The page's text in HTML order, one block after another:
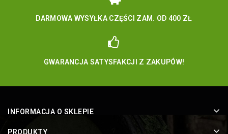
DARMOWA WYSYŁKA CZĘŚCI ZAM. OD 400 ZŁ
GWARANCJA SATYSFAKCJI Z ZAKUPÓW!
INFORMACJA O SKLEPIE
PRODUKTY